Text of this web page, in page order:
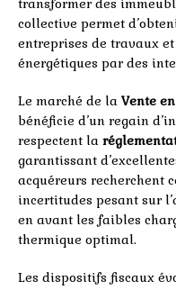
transformer des
collective permet
entreprises de travaux
énergétiques par des
Le marché de la Vente
bénéficie d’un regain
respectent la
garantissant
acquéreurs recherchent
incertitudes pesant sur
en avant les faibles
thermique optimal.
Les dispositifs fiscaux